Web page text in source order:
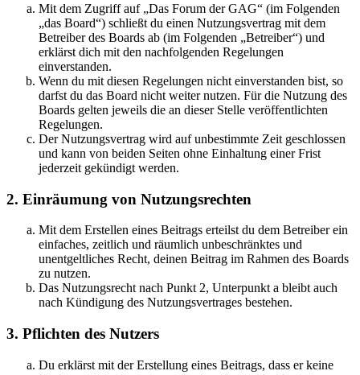
Mit dem Zugriff auf „Das Forum der GAG“ (im Folgenden
„das Board“) schließt du einen Nutzungsvertrag mit dem
Betreiber des Boards ab (im Folgenden „Betreiber“) und
erklärst dich mit den nachfolgenden Regelungen
einverstanden.
Wenn du mit diesen Regelungen nicht einverstanden bist, so
darfst du das Board nicht weiter nutzen. Für die Nutzung des
Boards gelten jeweils die an dieser Stelle veröffentlichten
Regelungen.
Der Nutzungsvertrag wird auf unbestimmte Zeit geschlossen
und kann von beiden Seiten ohne Einhaltung einer Frist
jederzeit gekündigt werden.
2. Einräumung von Nutzungsrechten
Mit dem Erstellen eines Beitrags erteilst du dem Betreiber ein
einfaches, zeitlich und räumlich unbeschränktes und
unentgeltliches Recht, deinen Beitrag im Rahmen des Boards
zu nutzen.
Das Nutzungsrecht nach Punkt 2, Unterpunkt a bleibt auch
nach Kündigung des Nutzungsvertrages bestehen.
3. Pflichten des Nutzers
Du erklärst mit der Erstellung eines Beitrags, dass er keine